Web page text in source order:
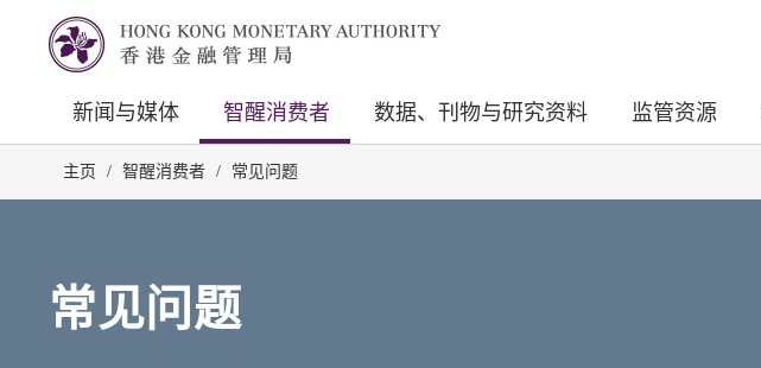
新闻与媒体 智醒消费者 数据、刊物与研究资料 监管资源
主页 / 智醒消费者 / 常见问题
常见问题